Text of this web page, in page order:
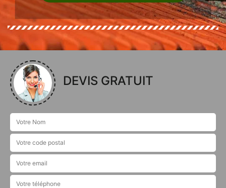
DEVIS GRATUIT